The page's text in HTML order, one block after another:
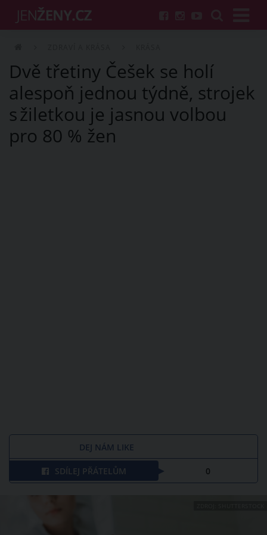
Dvě třetiny Češek se holí
alespoň jednou týdně, strojek
s žiletkou je jasnou volbou
pro 80 % žen
DEJ NÁM LIKE
SDÍLEJ PŘÁTELŮM 0